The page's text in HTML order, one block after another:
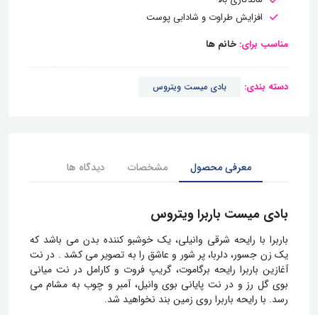
افزایش طراوت و شادابی پوست
مناسب برای: خانم ها
دسته بندی: بادی میست ویتروس
معرفی محصول مشخصات دیدگاه ها
بادی میست باربرا ویتروس
باربرا با رایحه‌ شرقی وانیلی، یک خوشبو کننده بدن می باشد که
یک زن جسور، دلربا، پر شور و عاشق را به تصویر می کشد . در نت
آغازین باربرا رایحه برگاموت، گریپ فروت و کارامل در نت میانی
بوی گل رز و در نت پایانی بوی وانیل، آمبر و چوب به مشام می
رسد. با رایحه باربرا روی زمین بند نخواهید شد.